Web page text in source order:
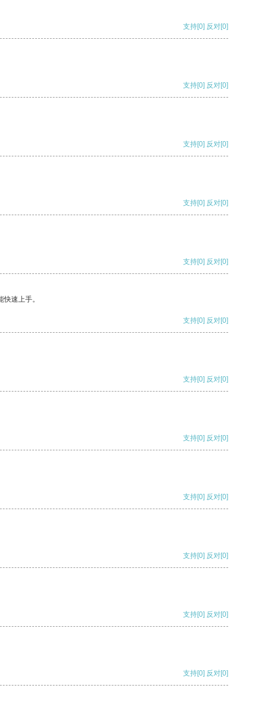
支持[0] 反对[0]
支持[0] 反对[0]
支持[0] 反对[0]
支持[0] 反对[0]
支持[0] 反对[0]
速上手。
支持[0] 反对[0]
支持[0] 反对[0]
支持[0] 反对[0]
支持[0] 反对[0]
支持[0] 反对[0]
支持[0] 反对[0]
支持[0] 反对[0]